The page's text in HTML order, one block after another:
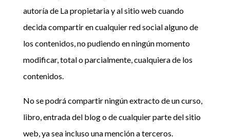
autoría de La propietaria y al sitio web cuando
decida compartir en cualquier red social alguno de
los contenidos, no pudiendo en ningún momento
modificar, total o parcialmente, cualquiera de los
contenidos.
No se podrá compartir ningún extracto de un curso,
libro, entrada del blog o de cualquier parte del sitio
web, ya sea incluso una mención a terceros.